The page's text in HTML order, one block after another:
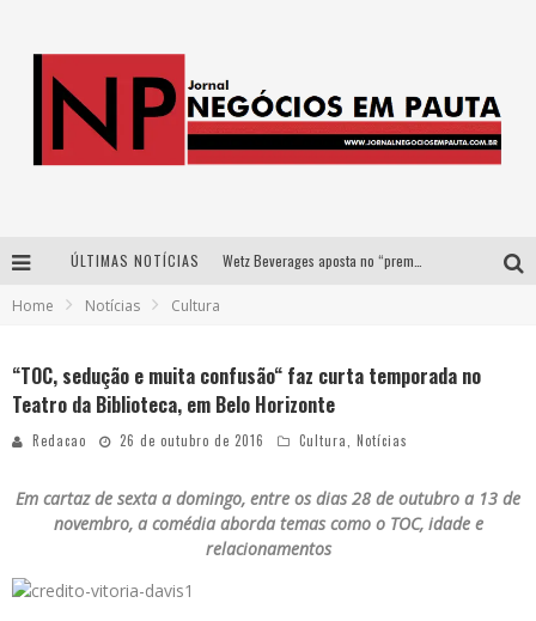
ÚLTIMAS NOTÍCIAS
Home Notícias Cultura
“TOC, sedução e muita confusão“ faz curta temporada no
Teatro da Biblioteca, em Belo Horizonte
Redacao 26 de outubro de 2016 Cultura Notícias
Em cartaz de sexta a domingo, entre os dias 28 de outubro a 13 de
novembro, a comédia aborda temas como o TOC, idade e
relacionamentos